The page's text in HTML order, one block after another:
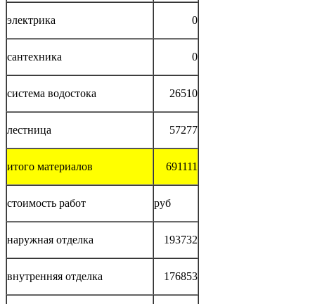
электрика 0
сантехника 0
система водостока 26510
лестница 57277
итого материалов 691111
стоимость работ руб
наружная отделка 193732
внутренняя отделка 176853